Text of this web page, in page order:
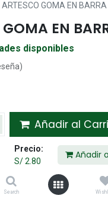
Precio:
S/2.80
Añadir
Search
ARTESCO GOMA EN BARRA
EN
disponibles
Añadir al
de deseos